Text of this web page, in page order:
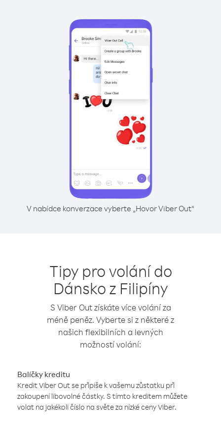
V nabídce konverzace vyberte „Hovor Viber Out“
Tipy pro volání do
Dánsko z Filipíny
S Viber Out získáte více volání za
méně peněz. Vyberte si z některé z
našich flexibilních a levných
možností volání:
Balíčky kreditu
Kredit Viber Out se připíše k vašemu zůstatku při
zakoupení libovolné částky. S tímto kreditem můžete
volat na jakékoli číslo na světe za nízké ceny Viber.